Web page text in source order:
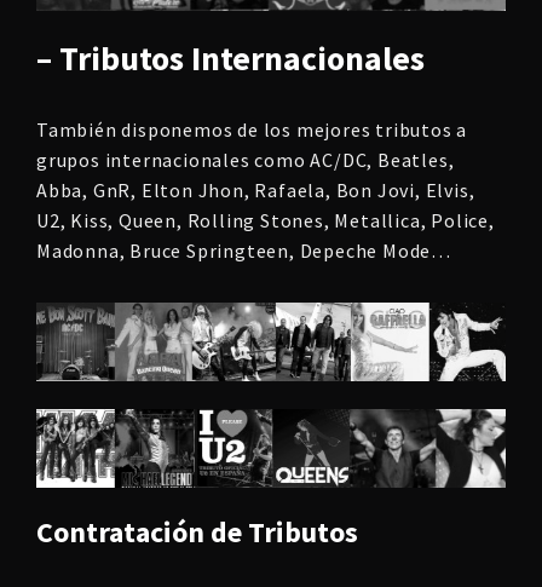
– Tributos Internacionales
También disponemos de los mejores tributos a
grupos internacionales como AC/DC, Beatles,
Abba, GnR, Elton Jhon, Rafaela, Bon Jovi, Elvis,
U2, Kiss, Queen, Rolling Stones, Metallica, Police,
Madonna, Bruce Springteen, Depeche Mode…
Contratación de Tributos